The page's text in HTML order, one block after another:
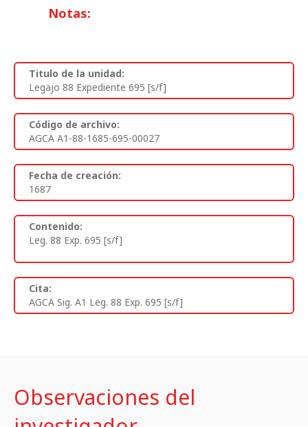
Notas:
Titulo de la unidad:
Legajo 88 Expediente 695 [s/f]
Código de archivo:
AGCA A1-88-1685-695-00027
Fecha de creación:
1687
Contenido:
Leg. 88 Exp. 695 [s/f]
Cita:
AGCA Sig. A1 Leg. 88 Exp. 695 [s/f]
Observaciones del